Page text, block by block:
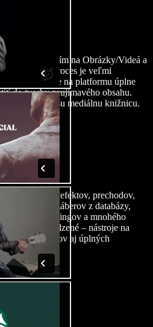
videa kliknutím na Obrázky/Videá a
videoklipy. Proces je veľmi
videá nahráte na platformu úplne
do tvorby zaujímavého obsahu.
Prezrite si našu mediálnu knižnicu.
AI video efektov, prechodov,
záberov z databázy,
titulkov, dabingov a mnohého
neobmedzené – nástroje na
profesionálov aj úplných